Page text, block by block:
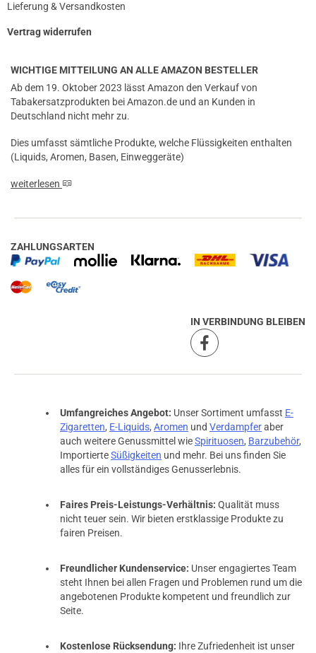
Lieferung & Versandkosten
Vertrag widerrufen
WICHTIGE MITTEILUNG AN ALLE AMAZON BESTELLER
Ab dem 19. Oktober 2023 lässt Amazon den Verkauf von
Tabakersatzprodukten bei Amazon.de und an Kunden in
Deutschland nicht mehr zu.
Dies umfasst sämtliche Produkte, welche Flüssigkeiten enthalten
(Liquids, Aromen, Basen, Einweggeräte)
weiterlesen
ZAHLUNGSARTEN
IN VERBINDUNG BLEIBEN
Umfangreiches Angebot: Unser Sortiment umfasst E-
Zigaretten, E-Liquids, Aromen und Verdampferaber
auch weitere Genussmittel wieSpirituosen, Barzubehör,
ImportierteSüßigkeiten und mehr. Bei uns finden Sie
alles für ein vollständiges Genusserlebnis.
Faires Preis-Leistungs-Verhältnis: Qualität muss
nicht teuer sein. Wir bieten erstklassige Produkte zu
fairen Preisen.
Freundlicher Kundenservice: Unser engagiertes Team
steht Ihnen bei allen Fragen und Problemen rund um die
angebotenen Produkte kompetent und freundlich zur
Seite.
Kostenlose Rücksendung: Ihre Zufriedenheit ist unser